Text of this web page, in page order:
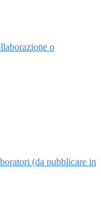
o
(da pubblicare in